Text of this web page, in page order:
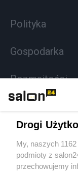
Polityka
Gospodarka
Rozmaitości
Sport
Drogi
My, naszych
podmioty z
przechowujemy